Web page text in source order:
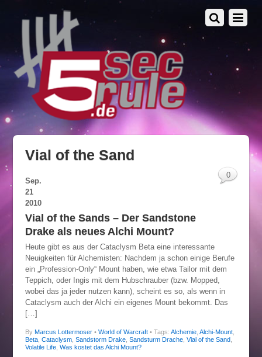
Vial of the Sand
Sep.
21
2010
Vial of the Sands – Der Sandstone
Drake als neues Alchi Mount?
Heute gibt es aus der Cataclysm Beta eine interessante
Neuigkeiten für Alchemisten: Nachdem ja schon einige Berufe
ein „Profession-Only“ Mount haben, wie etwa Tailor mit dem
Teppich, oder Ingis mit dem Hubschrauber (bzw. Mopped,
wobei das ja jeder nutzen kann), scheint es so, als wenn in
Cataclysm auch der Alchi ein eigenes Mount bekommt. Das
[…]
By Marcus Lottermoser• World of Warcraft
0
• Tags: Alchemie, Alchi-Mount,
Beta, Cataclysm, Sandstorm Drake, Sandsturm Drache, Vial of the Sand,
Volatile Life, Was kostet das Alchi Mount?